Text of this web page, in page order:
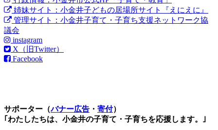
姉妹サイト：小金井子どもの居場所サイト『えにえに』
管理サイト：小金井子育て・子育ち支援ネットワーク協
議会
instagram
X（旧Twitter）
Facebook
サポーター（バナー広告 ・ 寄付）
｢わたしたちは、小金井の子育て・子育ちを応援します。｣